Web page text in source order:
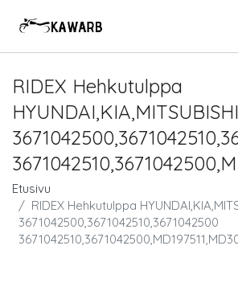
RIDEX Hehkutulppa
Etusivu
RIDEX Hehkutulppa
3671042500,3671042510,3671042500